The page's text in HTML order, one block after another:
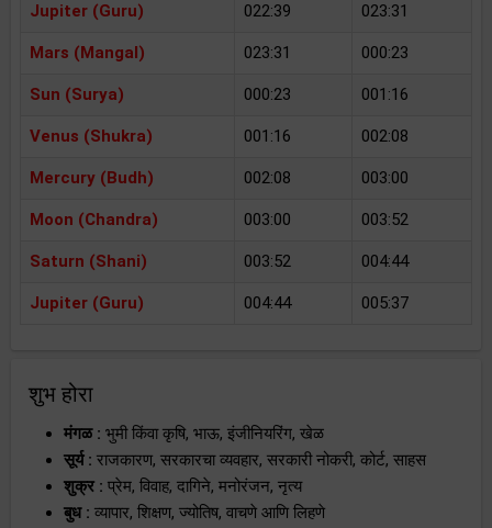
Jupiter (Guru) 022:39 023:31
Mars (Mangal) 023:31 000:23
Sun (Surya) 000:23 001:16
Venus (Shukra) 001:16 002:08
Mercury (Budh) 002:08 003:00
Moon (Chandra) 003:00 003:52
Saturn (Shani) 003:52 004:44
Jupiter (Guru) 004:44 005:37
शुभ होरा
मंगळ : भुमी किंवा कृषि, भाऊ, इंजीनियरिंग, खेळ
सूर्य : राजकारण, सरकारचा व्यवहार, सरकारी नोकरी, कोर्ट, साहस
शुक्र : प्रेम, विवाह, दागिने, मनोरंजन, नृत्य
बुध : व्यापार, शिक्षण, ज्योतिष, वाचणे आणि लिहणे